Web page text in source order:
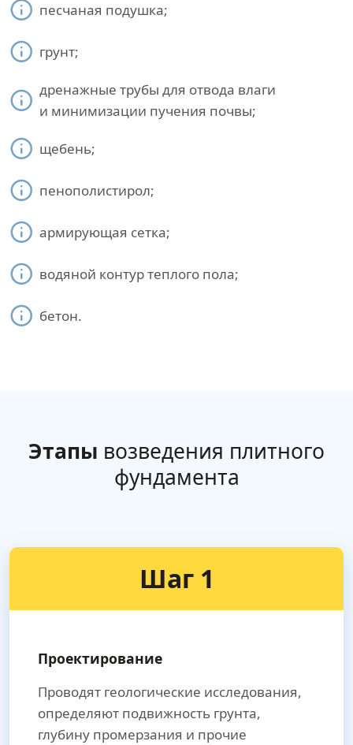
песчаная подушка;
грунт;
дренажные трубы для отвода влаги
и минимизации пучения почвы;
щебень;
пенополистирол;
армирующая сетка;
водяной контур теплого пола;
бетон.
Этапы возведения плитного
фундамента
Шаг 1
Проектирование
Проводят геологические исследования,
определяют подвижность грунта,
глубину промерзания и прочие